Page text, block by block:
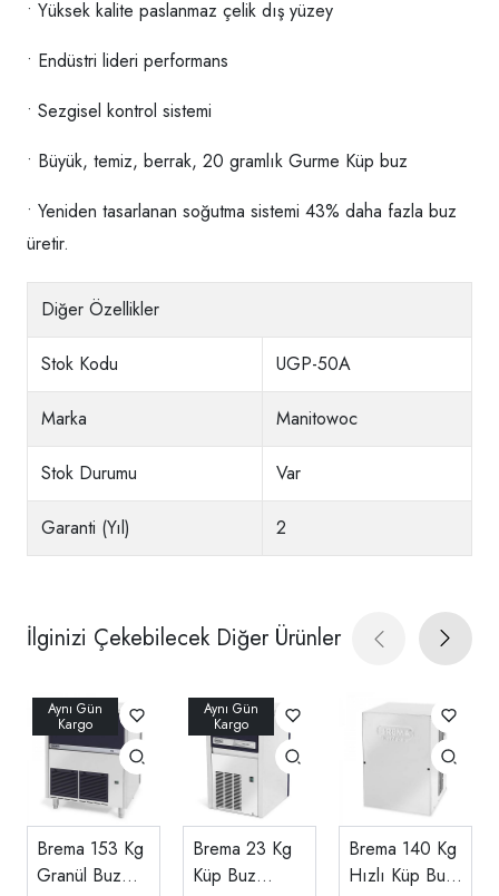
• Yüksek kalite paslanmaz çelik dış yüzey
• Endüstri lideri performans
• Sezgisel kontrol sistemi
• Büyük, temiz, berrak, 20 gramlık Gurme Küp buz
• Yeniden tasarlanan soğutma sistemi 43% daha fazla buz
üretir.
Diğer Özellikler
Stok Kodu UGP-50A
Marka Manitowoc
Stok Durumu Var
Garanti (Yıl) 2
İlginizi Çekebilecek Diğer Ürünler
Brema 153 Kg
Granül Buz
Brema 23 Kg
Küp Buz
Brema 140 Kg
Hızlı Küp Buz